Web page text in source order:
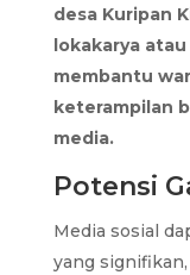
desa Kuripan
lokakarya
membantu
keterampilan
media.
Potensi
Media sosial
yang